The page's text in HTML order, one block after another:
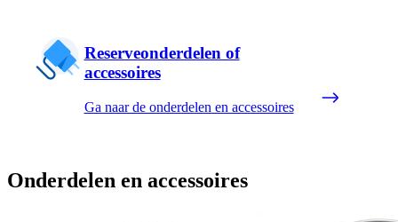
Reserveonderdelen of
accessoires
Ga naar de onderdelen en accessoires
Onderdelen en accessoires